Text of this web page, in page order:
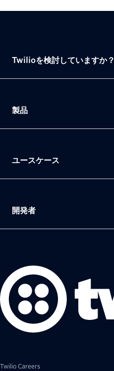
Twilio Careers
Twilioを検討していますか？
製品
ユースケース
開発者